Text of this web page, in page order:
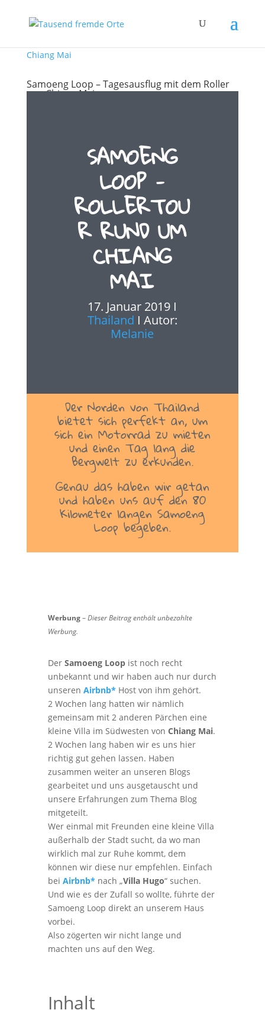
Samoeng Loop – Tagesausflug mit dem Roller
von Chiang Mai
SAMOENG
LOOP -
ROLLERTOU
R RUND UM
CHIANG
MAI
17. Januar 2019 I
Thailand I Autor:
Melanie
Der Norden von Thailand
bietet sich perfekt an, um
sich ein Motorrad zu mieten
und einen Tag lang die
Bergwelt zu erkunden.
Genau das haben wir getan
und haben uns auf den 80
Kilometer langen Samoeng
Loop begeben.
Werbung–Dieser Beitrag enthält unbezahlte
Werbung.
Der Samoeng Loopist noch recht
unbekannt und wir haben auch nur durch
unseren Airbnb* Host von ihm gehört.
2 Wochen lang hatten wir nämlich
gemeinsam mit 2 anderen Pärchen eine
kleine Villa im Südwesten von Chiang Mai.
2 Wochen lang haben wir es uns hier
richtig gut gehen lassen. Haben
zusammen weiter an unseren Blogs
gearbeitet und uns ausgetauscht und
unsere Erfahrungen zum Thema Blog
mitgeteilt.
Wer einmal mit Freunden eine kleine Villa
außerhalb der Stadt sucht, da wo man
wirklich mal zur Ruhe kommt, dem
können wir diese nur empfehlen. Einfach
bei Airbnb* nach „Villa Hugo“ suchen.
Und wie es der Zufall so wollte, führte der
Samoeng Loop direkt an unserem Haus
vorbei.
Also zögerten wir nicht lange und
machten uns auf den Weg.
Inhalt